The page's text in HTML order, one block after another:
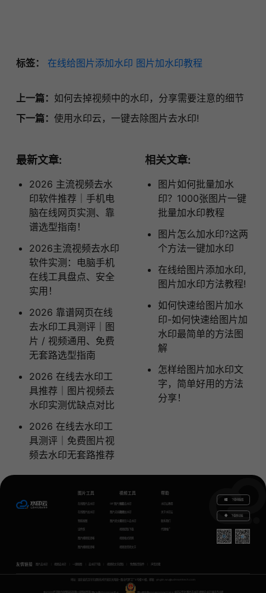
标签： 在线给图片添加水印 图片加水印教程
上一篇： 如何去掉视频中的水印，分享需要注意的细节
下一篇： 使用水印云，一键去除图片去水印!
最新文章:
2026 主流视频去水
印软件推荐｜手机电
脑在线网页实测、靠
谱选型指南！
2026主流视频去水印
软件实测：电脑手机
在线工具盘点、安全
实用！
2026 靠谱网页在线
去水印工具测评｜图
片 / 视频通用、免费
无套路选型指南
2026 在线去水印工
具推荐｜图片视频去
水印实测优缺点对比
2026 在线去水印工
具测评｜免费图片视
频去水印无套路推荐
相关文章:
图片如何批量加水
印？1000张图片一键
批量加水印教程
图片怎么加水印?这两
个方法一键加水印
在线给图片添加水印,
图片加水印方法教程!
如何快速给图片加水
印-如何快速给图片加
水印最简单的方法图
解
怎样给图片加水印文
字，简单好用的方法
分享！
图片工具
在线图片去水印
在线图片加水印
智能抠图
证件照
图片模糊变清晰
图片模糊变清晰
GIF图片生成
图片无损放大
图片转文字
视频工具
视频去水印
视频加水印
视频怎么去水印
视频提取下载
视频格式转换
视频语音转文字
帮助
水印云教程
关于水印云
联系我们
代理推广
下载电脑版
下载移动端
友情链接 图片去水印 视频去水印 一键抠图 去水印下载 视频转文字提取 免费配音软件
地址：湖北省武汉市东湖新技术开发区关南园一路当代梦工厂4号楼10楼，邮箱：yinglin.wu@udreamtech.com